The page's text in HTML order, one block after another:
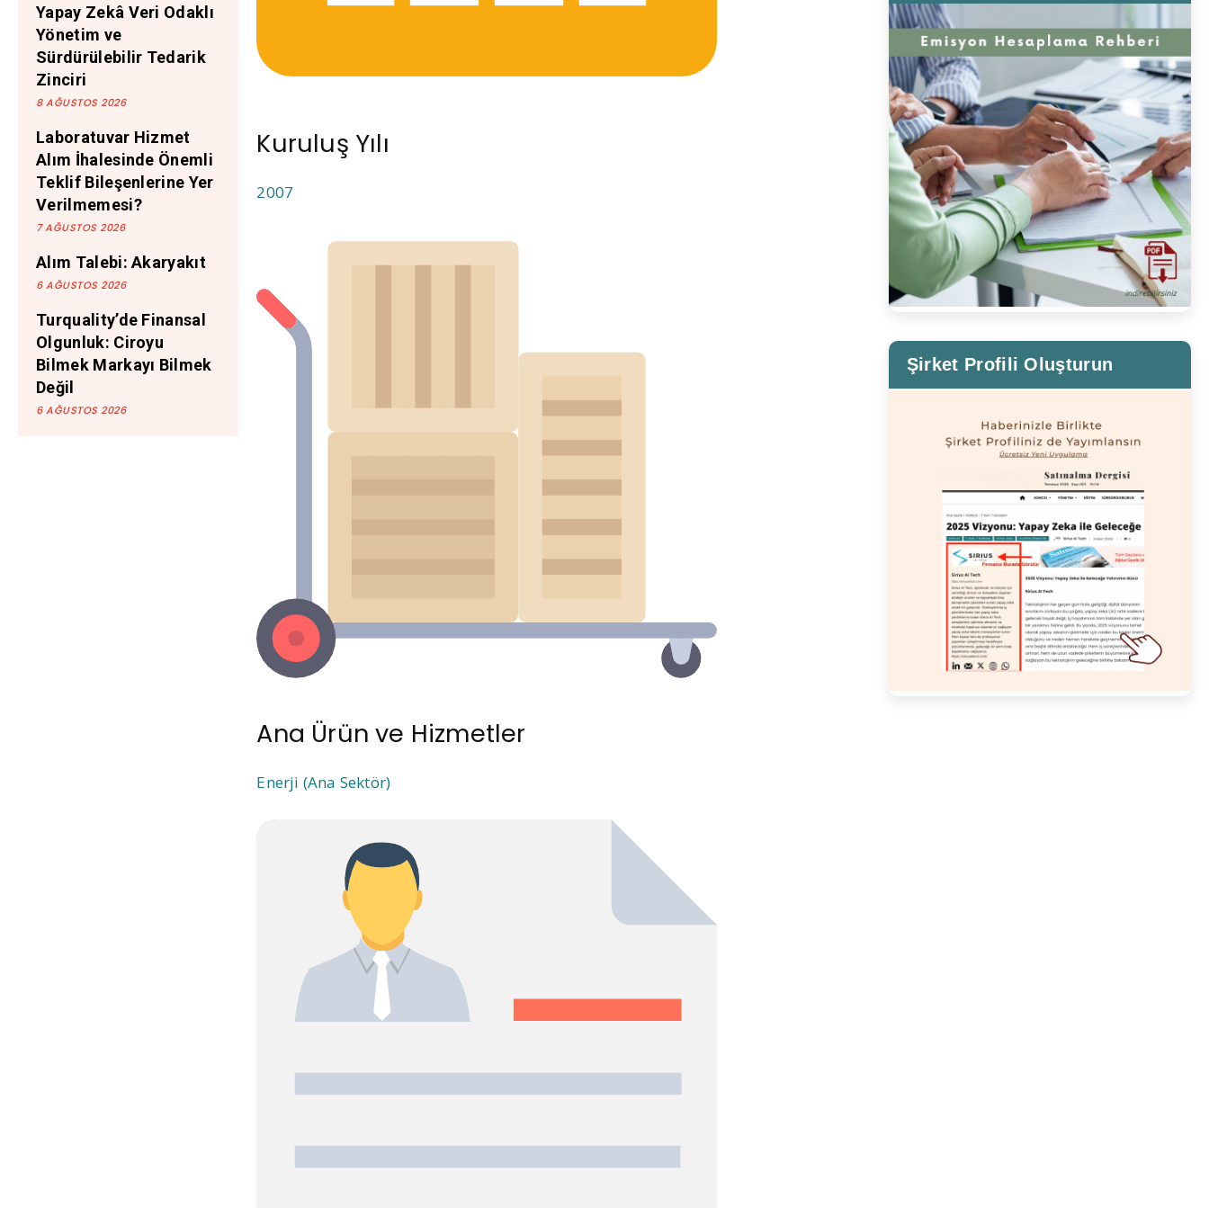
Yapay Zekâ Veri Odaklı
Yönetim ve
Sürdürülebilir Tedarik
Zinciri
8 AĞUSTOS 2026
Laboratuvar Hizmet
Alım İhalesinde Önemli
Teklif Bileşenlerine Yer
Verilmemesi?
7 AĞUSTOS 2026
Alım Talebi: Akaryakıt
6 AĞUSTOS 2026
Turquality’de Finansal
Olgunluk: Ciroyu
Bilmek Markayı Bilmek
Değil
6 AĞUSTOS 2026
Kuruluş Yılı
2007
Ana Ürün ve Hizmetler
Enerji (Ana Sektör)
Şirket Profili Oluşturun